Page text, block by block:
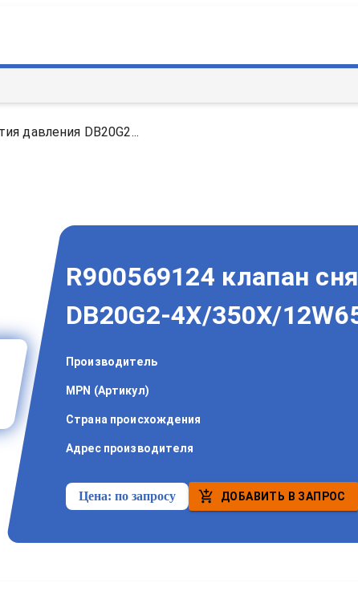
давления DB20G2...
R900569124 клапан
DB20G2-4X/350X/
Производитель
MPN (Артикул)
Страна происхождения
Адрес производителя
Цена:по запросу ДОБАВИТЬ В ЗАПРОС